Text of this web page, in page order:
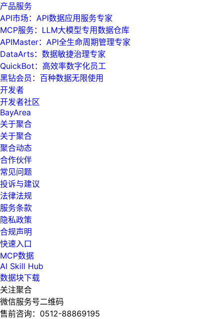
产品服务
API市场：API数据应用服务专家
MCP服务：LLM大模型专用数据仓库
APIMaster：API全生命周期管理专家
DataArts：数据敏捷治理专家
QuickBot：高效率数字化员工
黑钻会员：百种数据无限使用
开发者
开发者社区
BayArea
关于聚合
关于聚合
聚合动态
合作伙伴
常见问题
投诉与建议
法律法规
服务条款
隐私政策
合规声明
快速入口
MCP数据
AI Skill Hub
数据块下载
关注聚合
微信服务号二维码
售前咨询： 0512-88869195